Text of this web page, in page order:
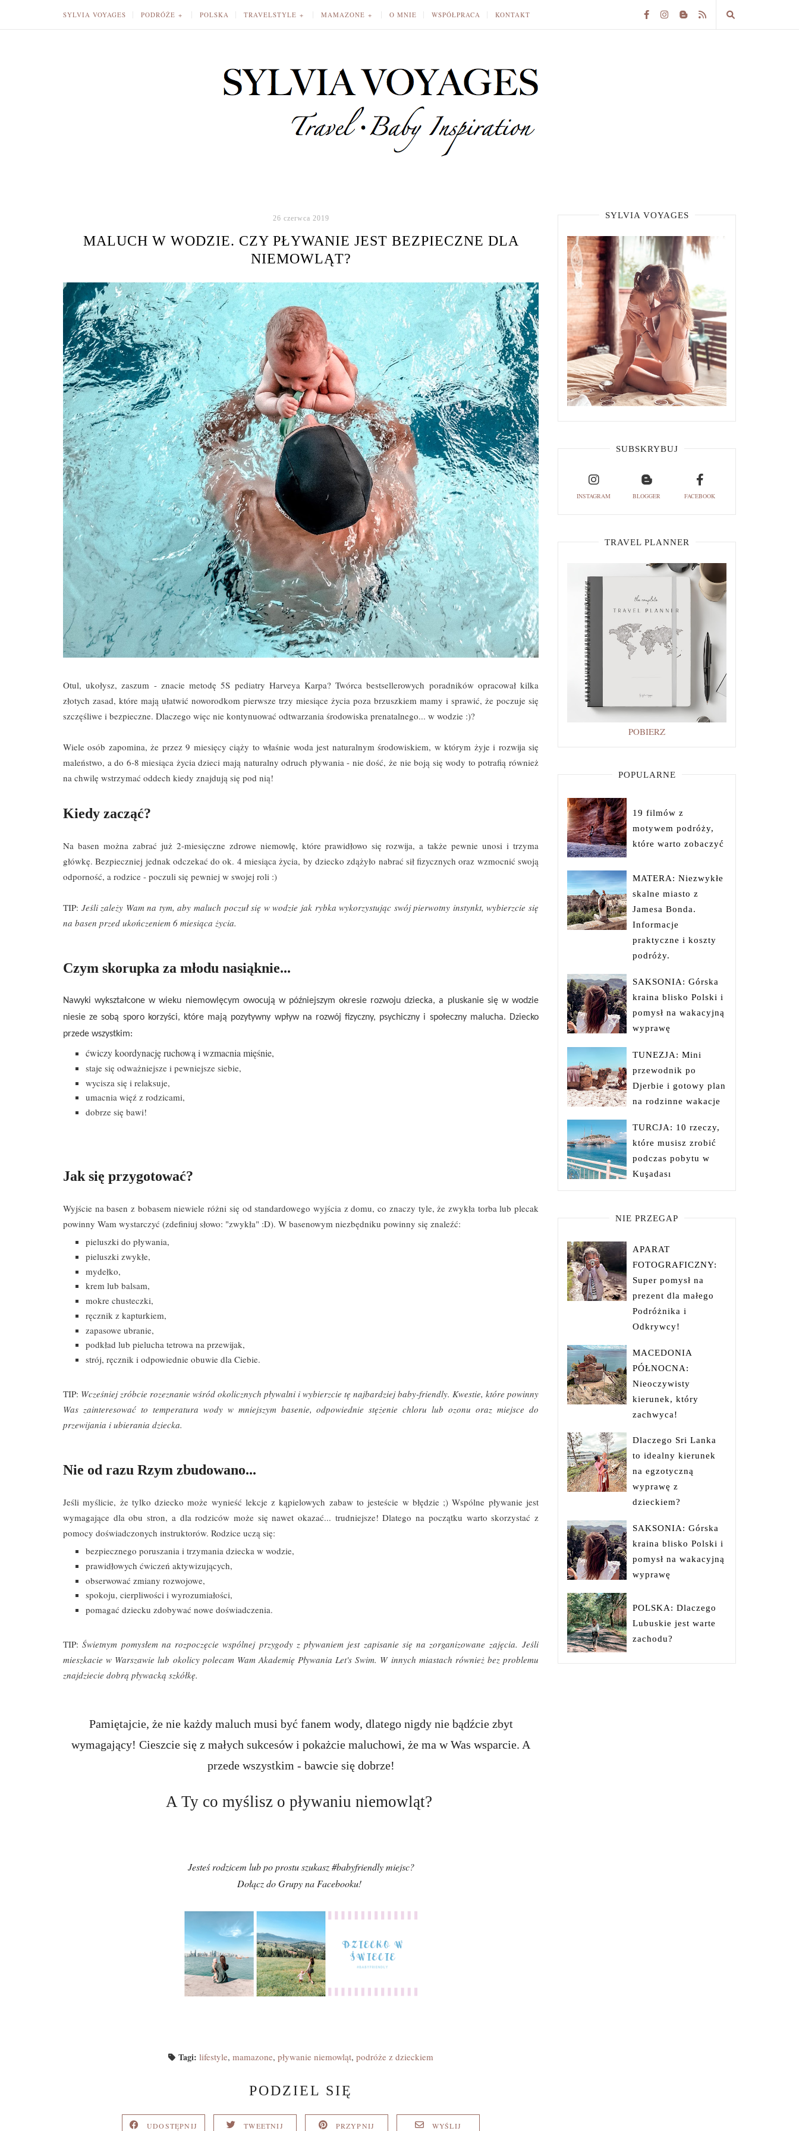
SYLVIA VOYAGES PODRÓŻE POLSKA TRAVELSTYLE MAMAZONE O MNIE WSPÓŁPRACA KONTAKT
26 czerwca 2019
MALUCH W WODZIE. CZY PŁYWANIE JEST BEZPIECZNE DLA
NIEMOWLĄT?
Otul, ukołysz, zaszum - znacie metodę 5S pediatry Harveya Karpa? Twórca bestsellerowych poradników opracował kilka
złotych zasad, które mają ułatwić noworodkom pierwsze trzy miesiące życia poza brzuszkiem mamy i sprawić, że poczuje się
szczęśliwe i bezpieczne. Dlaczego więc nie kontynuować odtwarzania środowiska prenatalnego... w wodzie :)?
Wiele osób zapomina, że przez 9 miesięcy ciąży to właśnie woda jest naturalnym środowiskiem, w którym żyje i rozwija się
maleństwo, a do 6-8 miesiąca życia dzieci mają naturalny odruch pływania - nie dość, że nie boją się wody to potrafią również
na chwilę wstrzymać oddech kiedy znajdują się pod nią!
Kiedy zacząć?
Na basen można zabrać już 2-miesięczne zdrowe niemowlę, które prawidłowo się rozwija, a także pewnie unosi i trzyma
główkę. Bezpieczniej jednak odczekać do ok. 4 miesiąca życia, by dziecko zdążyło nabrać sił fizycznych oraz wzmocnić swoją
odporność, a rodzice - poczuli się pewniej w swojej roli :)
TIP: Jeśli zależy Wam na tym, aby maluch poczuł się w wodzie jak rybka wykorzystując swój pierwotny instynkt, wybierzcie się
na basen przed ukończeniem 6 miesiąca życia.
Czym skorupka za młodu nasiąknie...
Nawyki wykształcone w wieku niemowlęcym owocują w późniejszym okresie rozwoju dziecka, a pluskanie się w wodzie
niesie ze sobą sporo korzyści, które mają pozytywny wpływ na rozwój fizyczny, psychiczny i społeczny malucha. Dziecko
przede wszystkim:
ćwiczy koordynację ruchową i wzmacnia mięśnie,
staje się odważniejsze i pewniejsze siebie,
wycisza się i relaksuje,
umacnia więź z rodzicami,
dobrze się bawi!
Jak się przygotować?
Wyjście na basen z bobasem niewiele różni się od standardowego wyjścia z domu, co znaczy tyle, że zwykła torba lub plecak
powinny Wam wystarczyć (zdefiniuj słowo: "zwykła" :D). W basenowym niezbędniku powinny się znaleźć:
pieluszki do pływania,
pieluszki zwykłe,
mydełko,
krem lub balsam,
mokre chusteczki,
ręcznik z kapturkiem,
zapasowe ubranie,
podkład lub pielucha tetrowa na przewijak,
strój, ręcznik i odpowiednie obuwie dla Ciebie.
TIP: Wcześniej zróbcie rozeznanie wśród okolicznych pływalni i wybierzcie tę najbardziej baby-friendly. Kwestie, które powinny
Was zainteresować to temperatura wody w mniejszym basenie, odpowiednie stężenie chloru lub ozonu oraz miejsce do
przewijania i ubierania dziecka.
Nie od razu Rzym zbudowano...
Jeśli myślicie, że tylko dziecko może wynieść lekcje z kąpielowych zabaw to jesteście w błędzie ;) Wspólne pływanie jest
wymagające dla obu stron, a dla rodziców może się nawet okazać... trudniejsze! Dlatego na początku warto skorzystać z
pomocy doświadczonych instruktorów. Rodzice uczą się:
bezpiecznego poruszania i trzymania dziecka w wodzie,
prawidłowych ćwiczeń aktywizujących,
obserwować zmiany rozwojowe,
spokoju, cierpliwości i wyrozumiałości,
pomagać dziecku zdobywać nowe doświadczenia.
TIP:Świetnym pomysłem na rozpoczęcie wspólnej przygody z pływaniem jest zapisanie się na zorganizowane zajęcia. Jeśli
mieszkacie w Warszawie lub okolicy polecam Wam Akademię Pływania Let's Swim. W innych miastach również bez problemu
znajdziecie dobrą pływacką szkółkę.
Pamiętajcie, że nie każdy maluch musi być fanem wody, dlatego nigdy nie bądźcie zbyt
wymagający! Cieszcie się z małych sukcesów i pokażcie maluchowi, że ma w Was wsparcie. A
przede wszystkim - bawcie się dobrze!
A Ty co myślisz o pływaniu niemowląt?
Jesteś rodzicem lub po prostu szukasz #babyfriendly miejsc?
Dołącz do Grupy na Facebooku!
Tagi: lifestyle, mamazone, pływanie niemowląt, podróże z dzieckiem
PODZIEL SIĘ
UDOSTĘPNIJ TWEETNIJ PRZYPNIJ WYŚLIJ
SYLVIA VOYAGES
SUBSKRYBUJ
INSTAGRAM BLOGGER FACEBOOK
TRAVEL PLANNER
POBIERZ
POPULARNE
19 filmów z
motywem podróży,
które warto zobaczyć
MATERA: Niezwykłe
skalne miasto z
Jamesa Bonda.
Informacje
praktyczne i koszty
podróży.
SAKSONIA: Górska
kraina blisko Polski i
pomysł na wakacyjną
wyprawę
TUNEZJA: Mini
przewodnik po
Djerbie i gotowy plan
na rodzinne wakacje
TURCJA: 10 rzeczy,
które musisz zrobić
podczas pobytu w
Kuşadası
NIE PRZEGAP
APARAT
FOTOGRAFICZNY:
Super pomysł na
prezent dla małego
Podróżnika i
Odkrywcy!
MACEDONIA
PÓŁNOCNA:
Nieoczywisty
kierunek, który
zachwyca!
Dlaczego Sri Lanka
to idealny kierunek
na egzotyczną
wyprawę z
dzieckiem?
SAKSONIA: Górska
kraina blisko Polski i
pomysł na wakacyjną
wyprawę
POLSKA: Dlaczego
Lubuskie jest warte
zachodu?